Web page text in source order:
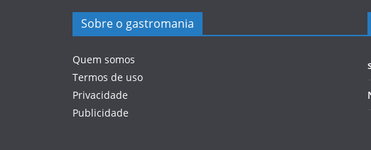
Sobre o gastromania
Quem somos
Termos de uso
Privacidade
Publicidade